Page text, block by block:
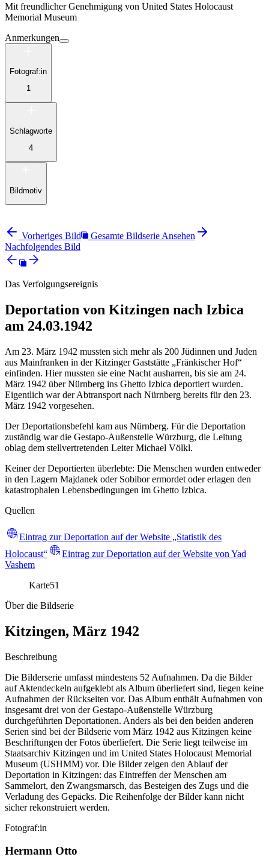
Mit freundlicher Genehmigung von United States Holocaust
Memorial Museum
Anmerkungen
Fotograf:in
1
Schlagworte
4
Bildmotiv
Vorheriges Bild
Gesamte Bildserie Ansehen
Nachfolgendes Bild
Das Verfolgungsereignis
Deportation von Kitzingen nach Izbica
am 24.03.1942
Am 23. März 1942 mussten sich mehr als 200 Jüdinnen und Juden
aus Mainfranken in der Kitzinger Gaststätte „Fränkischer Hof“
einfinden. Hier mussten sie eine Nacht ausharren, bis sie am 24.
März 1942 über Nürnberg ins Ghetto Izbica deportiert wurden.
Eigentlich war der Abtransport nach Nürnberg bereits für den 23.
März 1942 vorgesehen.
Der Deportationsbefehl kam aus Nürnberg. Für die Deportation
zuständig war die Gestapo-Außenstelle Würzburg, die Leitung
oblag dem stellvertretenden Leiter Michael Völkl.
Keiner der Deportierten überlebte: Die Menschen wurden entweder
in den Lagern Majdanek oder Sobibor ermordet oder erlagen den
katastrophalen Lebensbedingungen im Ghetto Izbica.
Quellen
Eintrag zur Deportation auf der Website „Statistik des
Holocaust“
Eintrag zur Deportation auf der Website von Yad
Vashem
Karte51
Über die Bildserie
Kitzingen, März 1942
Beschreibung
Die Bilderserie umfasst mindestens 52 Aufnahmen. Da die Bilder
auf Aktendeckeln aufgeklebt als Album überliefert sind, liegen keine
Aufnahmen der Rückseiten vor. Das Album enthält Aufnahmen von
insgesamt drei von der Gestapo-Außenstelle Würzburg
durchgeführten Deportationen. Anders als bei den beiden anderen
Serien sind bei der Bildserie vom März 1942 aus Kitzingen keine
Beschriftungen der Fotos überliefert. Die Serie liegt teilweise im
Staatsarchiv Kitzingen und im United States Holocaust Memorial
Museum (USHMM) vor. Die Bilder zeigen den Ablauf der
Deportation in Kitzingen: das Eintreffen der Menschen am
Sammelort, den Zwangsmarsch, das Besteigen des Zugs und die
Verladung des Gepäcks. Die Reihenfolge der Bilder kann nicht
sicher rekonstruiert werden.
Fotograf:in
Hermann Otto